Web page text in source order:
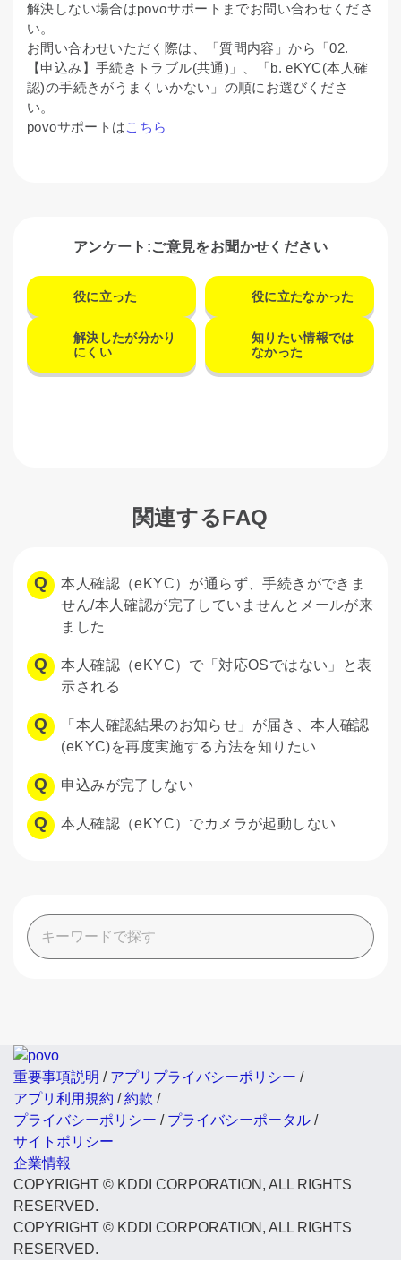
解決しない場合はpovoサポートまでお問い合わせくださ
い。
お問い合わせいただく際は、「質問内容」から「02.
【申込み】手続きトラブル(共通)」、「b. eKYC(本人確
認)の手続きがうまくいかない」の順にお選びくださ
い。
povoサポートはこちら
アンケート:ご意見をお聞かせください
役に立った 役に立たなかった
解決したが分かり
にくい
知りたい情報では
なかった
関連するFAQ
本人確認（eKYC）が通らず、手続きができま
せん/本人確認が完了していませんとメールが来
ました
本人確認（eKYC）で「対応OSではない」と表
示される
「本人確認結果のお知らせ」が届き、本人確認
(eKYC)を再度実施する方法を知りたい
申込みが完了しない
本人確認（eKYC）でカメラが起動しない
重要事項説明 / アプリプライバシーポリシー /
アプリ利用規約 /約款 /
プライバシーポリシー / プライバシーポータル /
サイトポリシー
企業情報
COPYRIGHT © KDDI CORPORATION, ALL RIGHTS
RESERVED.
COPYRIGHT © KDDI CORPORATION, ALL RIGHTS
RESERVED.